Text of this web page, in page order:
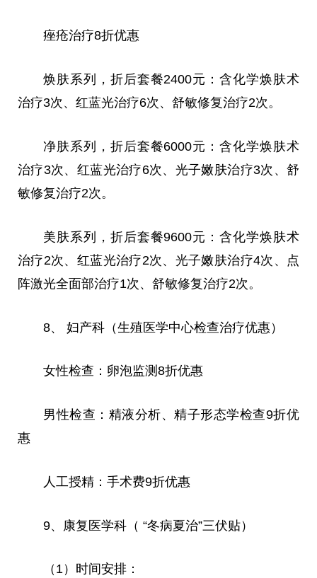
痤疮治疗8折优惠
焕肤系列，折后套餐2400元：含化学焕肤术
治疗3次、红蓝光治疗6次、舒敏修复治疗2次。
净肤系列，折后套餐6000元：含化学焕肤术
治疗3次、红蓝光治疗6次、光子嫩肤治疗3次、舒
敏修复治疗2次。
美肤系列，折后套餐9600元：含化学焕肤术
治疗2次、红蓝光治疗2次、光子嫩肤治疗4次、点
阵激光全面部治疗1次、舒敏修复治疗2次。
8、 妇产科（生殖医学中心检查治疗优惠）
女性检查：卵泡监测8折优惠
男性检查：精液分析、精子形态学检查9折优
惠
人工授精：手术费9折优惠
9、康复医学科（ “冬病夏治”三伏贴）
（1）时间安排：